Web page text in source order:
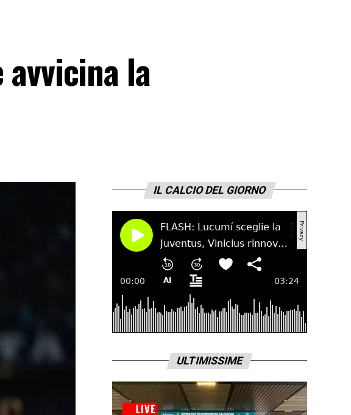
avvicina la
IL CALCIO DEL GIORNO
ULTIMISSIME